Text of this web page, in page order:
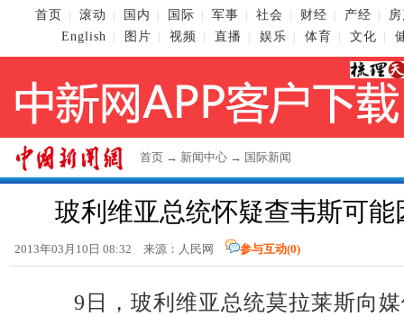
首页 滚动 国内 国际 军事 社会 财经 产经
English
图片 视频 直播 娱乐 体育 文化
首页 → 新闻中心 → 国际新闻
玻利维亚总统怀疑查韦斯可能
2013年03月10日 08:32 来源：人民网 参与互动(0)
9日，玻利维亚总统莫拉莱斯向媒